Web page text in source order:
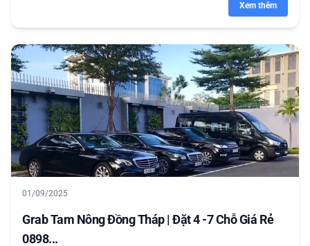
Xem thêm
01/09/2025
Grab Tam Nông Đồng Tháp | Đặt 4 -7 Chỗ Giá Rẻ
0898...